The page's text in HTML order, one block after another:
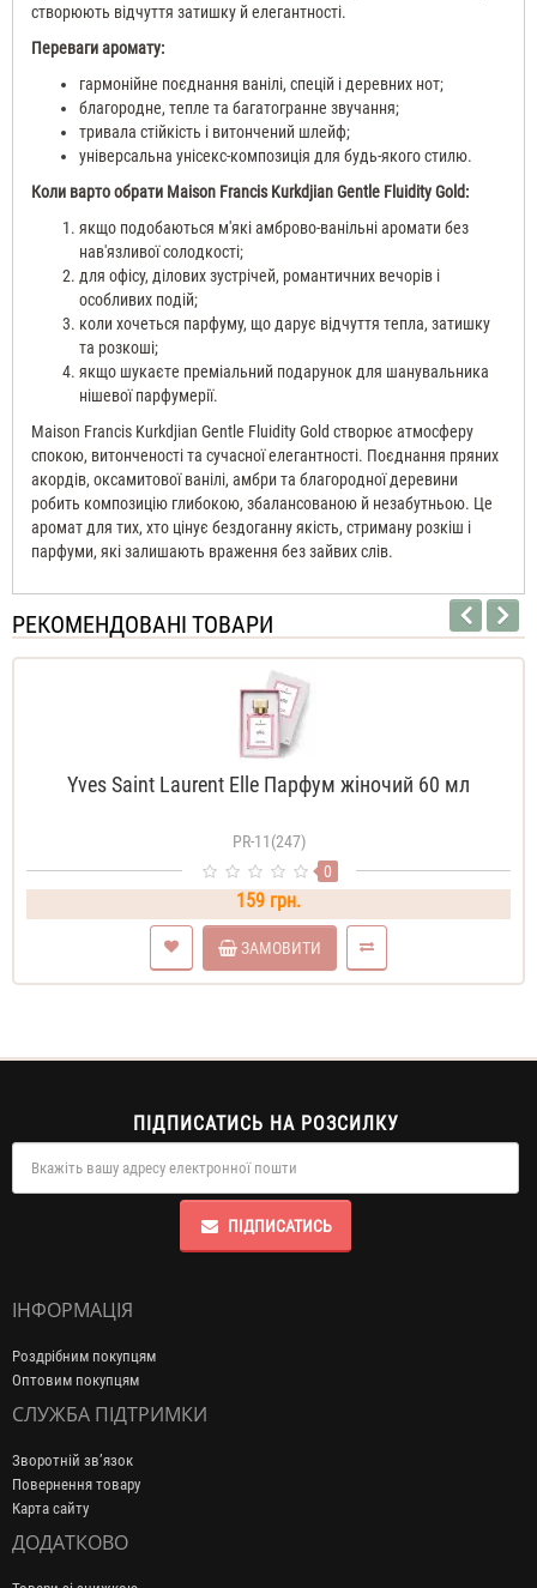
створюють відчуття затишку й елегантності.
Переваги аромату:
гармонійне поєднання ванілі, спецій і деревних нот;
благородне, тепле та багатогранне звучання;
тривала стійкість і витончений шлейф;
універсальна унісекс-композиція для будь-якого стилю.
Коли варто обрати Maison Francis Kurkdjian Gentle Fluidity Gold:
якщо подобаються м'які амброво-ванільні аромати без
нав'язливої солодкості;
для офісу, ділових зустрічей, романтичних вечорів і
особливих подій;
коли хочеться парфуму, що дарує відчуття тепла, затишку
та розкоші;
якщо шукаєте преміальний подарунок для шанувальника
нішевої парфумерії.
Maison Francis Kurkdjian Gentle Fluidity Gold створює атмосферу
спокою, витонченості та сучасної елегантності. Поєднання пряних
акордів, оксамитової ванілі, амбри та благородної деревини
робить композицію глибокою, збалансованою й незабутньою. Це
аромат для тих, хто цінує бездоганну якість, стриману розкіш і
парфуми, які залишають враження без зайвих слів.
РЕКОМЕНДОВАНІ ТОВАРИ
Yves Saint Laurent Elle Парфум жіночий 60 мл
PR-11(247)
0
159 грн.
ЗАМОВИТИ
ПІДПИСАТИСЬ НА РОЗСИЛКУ
ПІДПИСАТИСЬ
ІНФОРМАЦІЯ
Роздрібним покупцям
Оптовим покупцям
СЛУЖБА ПІДТРИМКИ
Зворотній зв’язок
Повернення товару
Карта сайту
ДОДАТКОВО